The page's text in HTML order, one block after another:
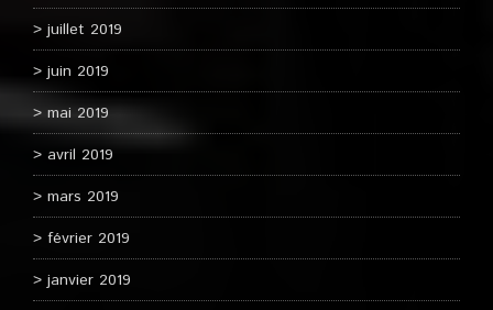
juillet 2019
juin 2019
mai 2019
avril 2019
mars 2019
février 2019
janvier 2019